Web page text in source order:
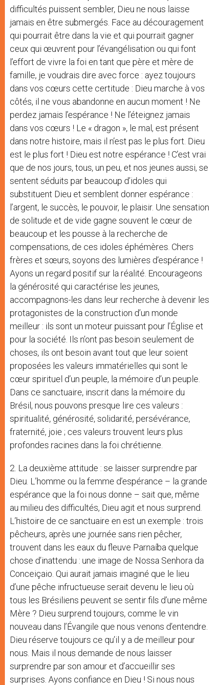
difficultés puissent sembler, Dieu ne nous laisse
jamais en être submergés. Face au découragement
qui pourrait être dans la vie et qui pourrait gagner
ceux qui œuvrent pour l’évangélisation ou qui font
l’effort de vivre la foi en tant que père et mère de
famille, je voudrais dire avec force : ayez toujours
dans vos cœurs cette certitude : Dieu marche à vos
côtés, il ne vous abandonne en aucun moment ! Ne
perdez jamais l’espérance ! Ne l’éteignez jamais
dans vos cœurs ! Le « dragon », le mal, est présent
dans notre histoire, mais il n’est pas le plus fort. Dieu
est le plus fort ! Dieu est notre espérance ! C’est vrai
que de nos jours, tous, un peu, et nos jeunes aussi, se
sentent séduits par beaucoup d’idoles qui
substituent Dieu et semblent donner espérance :
l’argent, le succès, le pouvoir, le plaisir. Une sensation
de solitude et de vide gagne souvent le cœur de
beaucoup et les pousse à la recherche de
compensations, de ces idoles éphémères. Chers
frères et sœurs, soyons des lumières d’espérance !
Ayons un regard positif sur la réalité. Encourageons
la générosité qui caractérise les jeunes,
accompagnons-les dans leur recherche à devenir les
protagonistes de la construction d’un monde
meilleur : ils sont un moteur puissant pour l’Église et
pour la société. Ils n’ont pas besoin seulement de
choses, ils ont besoin avant tout que leur soient
proposées les valeurs immatérielles qui sont le
cœur spirituel d’un peuple, la mémoire d’un peuple.
Dans ce sanctuaire, inscrit dans la mémoire du
Brésil, nous pouvons presque lire ces valeurs :
spiritualité, générosité, solidarité, persévérance,
fraternité, joie ; ces valeurs trouvent leurs plus
profondes racines dans la foi chrétienne.
2. La deuxième attitude : se laisser surprendre par
Dieu. L’homme ou la femme d’espérance – la grande
espérance que la foi nous donne – sait que, même
au milieu des difficultés, Dieu agit et nous surprend.
L’histoire de ce sanctuaire en est un exemple : trois
pêcheurs, après une journée sans rien pêcher,
trouvent dans les eaux du fleuve Parnaíba quelque
chose d’inattendu : une image de Nossa Senhora da
Conceiçaio. Qui aurait jamais imaginé que le lieu
d’une pêche infructueuse serait devenu le lieu où
tous les Brésiliens peuvent se sentir fils d’une même
Mère ? Dieu surprend toujours, comme le vin
nouveau dans l’Évangile que nous venons d’entendre.
Dieu réserve toujours ce qu’il y a de meilleur pour
nous. Mais il nous demande de nous laisser
surprendre par son amour et d’accueillir ses
surprises. Ayons confiance en Dieu ! Si nous nous